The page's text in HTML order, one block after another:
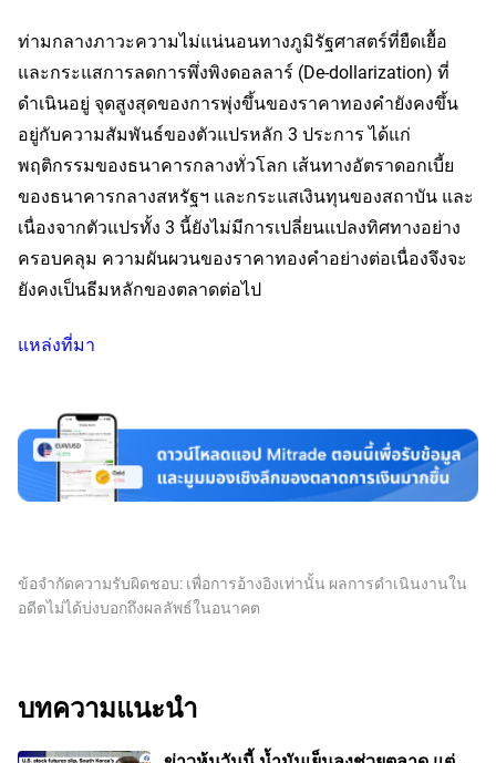
ท่ามกลางภาวะความไม่แน่นอนทางภูมิรัฐศาสตร์ที่ยืดเยื้อ
และกระแสการลดการพึ่งพิงดอลลาร์ (De-dollarization) ที่
ดำเนินอยู่ จุดสูงสุดของการพุ่งขึ้นของราคาทองคำยังคงขึ้น
อยู่กับความสัมพันธ์ของตัวแปรหลัก 3 ประการ ได้แก่
พฤติกรรมของธนาคารกลางทั่วโลก เส้นทางอัตราดอกเบี้ย
ของธนาคารกลางสหรัฐฯ และกระแสเงินทุนของสถาบัน และ
เนื่องจากตัวแปรทั้ง 3 นี้ยังไม่มีการเปลี่ยนแปลงทิศทางอย่าง
ครอบคลุม ความผันผวนของราคาทองคำอย่างต่อเนื่องจึงจะ
ยังคงเป็นธีมหลักของตลาดต่อไป
แหล่งที่มา
ข้อจำกัดความรับผิดชอบ: เพื่อการอ้างอิงเท่านั้น ผลการดำเนินงานใน
อดีตไม่ได้บ่งบอกถึงผลลัพธ์ในอนาคต
บทความแนะนำ